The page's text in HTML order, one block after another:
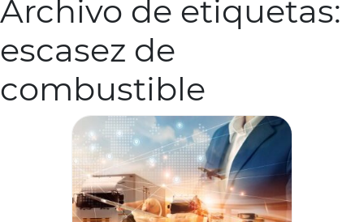
Archivo de etiquetas:
escasez de
combustible